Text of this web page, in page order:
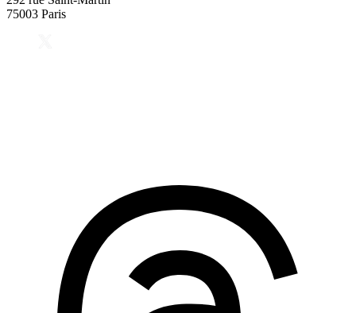
75003 Paris